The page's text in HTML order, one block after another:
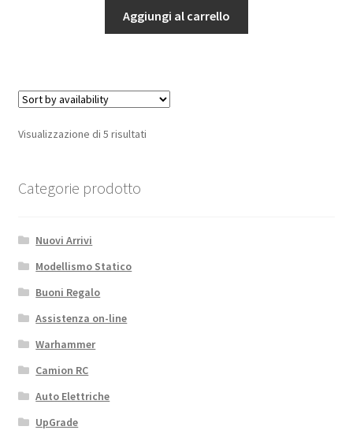
59,00€. 50,15€.
1/206
(serie
quantità
Aggiungi al carrello
Visualizzazione di 5 risultati
Categorie prodotto
Nuovi Arrivi
Modellismo Statico
Buoni Regalo
Assistenza on-line
Warhammer
Camion RC
Auto Elettriche
UpGrade